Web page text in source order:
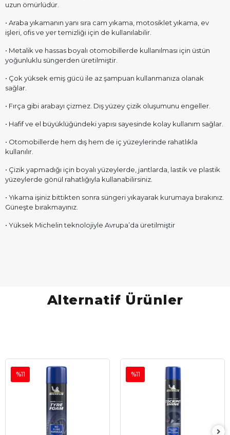
uzun ömürlüdür.
• Araba yıkamanın yanı sıra cam yıkama, motosiklet yıkama, ev
işleri, ofis ve yer temizliği için de kullanılabilir.
• Metalik ve hassas boyalı otomobillerde kullanılması için üstün
yoğunluklu süngerden üretilmiştir.
• Çok yüksek emiş gücü ile az şampuan kullanmanıza olanak
sağlar.
• Fırça gibi arabayı çizmez. Dış yüzey çizik oluşumunu engeller.
• Hafif ve el büyüklüğündeki yapısı sayesinde kolay kullanım sağlar.
• Otomobillerde hem dış hem de iç yüzeylerinde rahatlıkla
kullanılır.
• Çizik yapmadığı için boyalı yüzeylerde, jantlarda, lastik ve plastik
yüzeylerde gönül rahatlığıyla kullanabilirsiniz.
• Yıkama işiniz bittikten sonra süngeri yıkayarak kurumaya bırakınız.
Güneşte bırakmayınız.
• Yüksek Michelin teknolojiyle Avrupa’da üretilmiştir
Alternatif Ürünler
%11 %11